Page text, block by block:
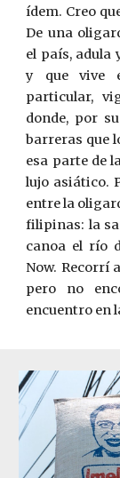
ídem. Creo
De una
el país, adula
y que vive
particular,
donde, por
barreras que
esa parte de
lujo asiático.
entre la
filipinas: la
canoa el río
Now. Recorrí
pero no
encuentro en